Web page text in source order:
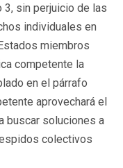
sin perjuicio de las
individuales en
miembros
competente la
en el párrafo
aprovechará el
buscar soluciones a
colectivos